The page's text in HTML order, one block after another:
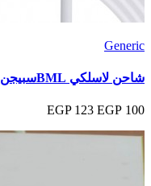
Generic
شاحن لاسلكي BMLسبيجن X8 للساعات الذكية
100 EGP
123 EGP